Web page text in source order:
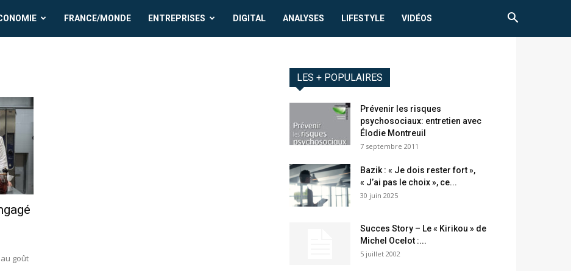
FRANCE/MONDE ENTREPRISES DIGITAL ANALYSES LIFESTYLE VIDÉOS
goût
LES + POPULAIRES
Prévenir les risques
psychosociaux: entretien avec
Élodie Montreuil
7 septembre 2011
Bazik : « Je dois rester fort »,
« J’ai pas le choix », ce...
30 juin 2025
Succes Story – Le « Kirikou » de
Michel Ocelot :...
5 juillet 2002